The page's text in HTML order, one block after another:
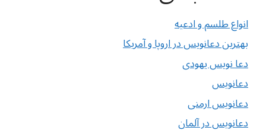
انواع طلسم و ادعیه
بهترین دعانویس در اروپا و آمریکا
دعا نویس یهودی
دعانویس
دعانویس ارمنی
دعانویس در آلمان